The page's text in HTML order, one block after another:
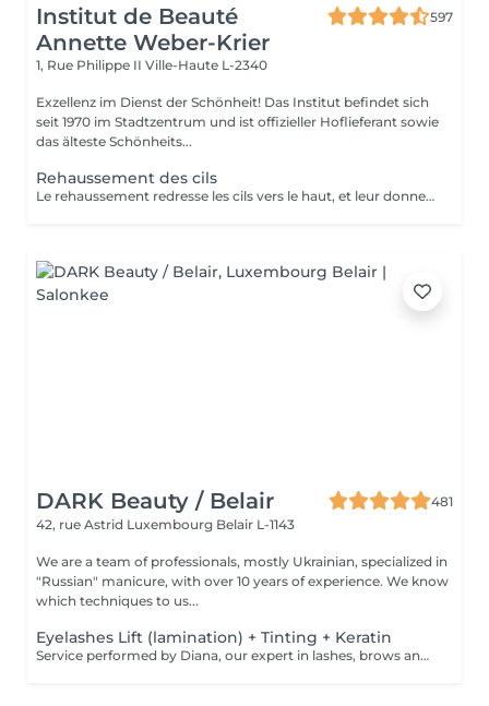
Institut de Beauté
Annette Weber-Krier
597
1, Rue Philippe II Ville-Haute L-2340
Exzellenz im Dienst der Schönheit! Das Institut befindet sich
seit 1970 im Stadtzentrum und ist offizieller Hoflieferant sowie
das älteste Schönheits...
Rehaussement des cils
Le rehaussement redresse les cils vers le haut, et leur donne une superbe courbure, de la longueur, de la hauteur et du volume : vos cils paraissent plus longs et plus denses. Pour toutes celles qui veulent avoir un regard intense et des cils plus longs c'est une technique qui rallonge vos propres cils sans avoir recours aux extensions de cils. Elle peut être complémentaire à l'application d'extensions de cils, afin de faciliter leur application lorsque vos cils sont trop droits ou trop recourbés : Une beauté en un clin d'oeil ! Le soin ne dure que 45 minutes et n'est pas inconfortable : son effet recourbant dure entre 8 et 12 semaines, ce qui correspond au cycle naturel des cils. Tout de suite après le rehaussement, nous vous proposons soit une teinture des cils, pour intensifier la couleur de vos cils, soit un soin à la kératine, un traitement unique pour nourrir, épaissir et hydrater vos cils naturels ,soit l'application d'un mascara semi-permanent afin d'en améliorer encore l'aspect ' maquillé ' ( tenue 3-4 semaines). Vous avez la possibilité de faire tous ces soins en un même séance :))
DARK Beauty / Belair
481
42, rue Astrid Luxembourg Belair L-1143
We are a team of professionals, mostly Ukrainian, specialized in
"Russian" manicure, with over 10 years of experience. We know
which techniques to us...
Eyelashes Lift (lamination) + Tinting + Keratin
Service performed by Diana, our expert in lashes, brows and hair removal, with over 10 years of experience, ensuring precision and high-quality results.